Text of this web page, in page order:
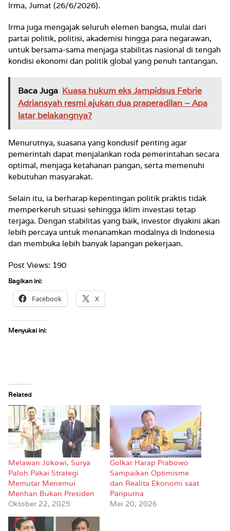
Irma, Jumat (26/6/2026).
Irma juga mengajak seluruh elemen bangsa, mulai dari
partai politik, politisi, akademisi hingga para negarawan,
untuk bersama-sama menjaga stabilitas nasional di tengah
kondisi ekonomi dan politik global yang penuh tantangan.
Baca Juga Kuasa hukum eks Jampidsus Febrie
Adriansyah resmi ajukan dua praperadilan – Apa
latar belakangnya?
Menurutnya, suasana yang kondusif penting agar
pemerintah dapat menjalankan roda pemerintahan secara
optimal, menjaga ketahanan pangan, serta memenuhi
kebutuhan masyarakat.
Selain itu, ia berharap kepentingan politik praktis tidak
memperkeruh situasi sehingga iklim investasi tetap
terjaga. Dengan stabilitas yang baik, investor diyakini akan
lebih percaya untuk menanamkan modalnya di Indonesia
dan membuka lebih banyak lapangan pekerjaan.
Post Views: 190
Bagikan ini:
Facebook X
Menyukai ini:
Related
Melawan Jokowi, Surya
Paloh Pakai Strategi
Memutar Menemui
Menhan Bukan Presiden
Oktober 22, 2025
Golkar Harap Prabowo
Sampaikan Optimisme
dan Realita Ekonomi saat
Paripurna
Mei 20, 2026